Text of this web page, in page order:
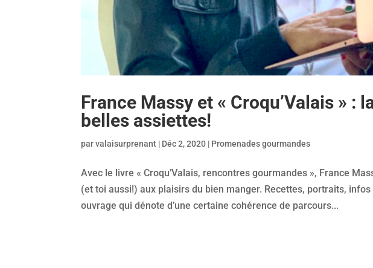
France Massy et « Croqu’Valais » :
belles assiettes!
parvalaisurprenant | Déc 2, 2020 | Promenades gourmandes
Avec le livre « Croqu’Valais, rencontres gourmandes », France
(et toi aussi!) aux plaisirs du bien manger. Recettes, portraits,
ouvrage qui dénote d’une certaine cohérence de parcours...